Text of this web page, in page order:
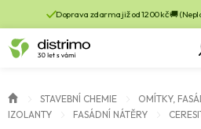
Doprava zdarma již od 1200 kč 🚚
STAVEBNÍ CHEMIE
OMÍTKY,
IZOLANTY
FASÁDNÍ NÁTĚRY